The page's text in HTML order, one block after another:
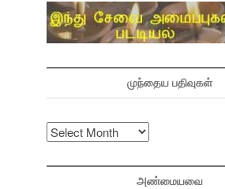
முந்தைய பதிவுகள்
முந்தைய
பதிவுகள்
அண்மையவை